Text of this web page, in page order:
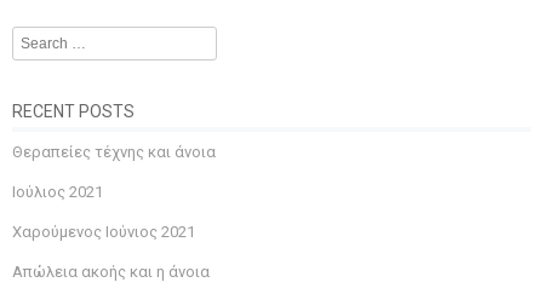
Search
RECENT POSTS
Θεραπείες τέχνης και άνοια
Ιούλιος 2021
Χαρούμενος Ιούνιος 2021
Απώλεια ακοής και η άνοια